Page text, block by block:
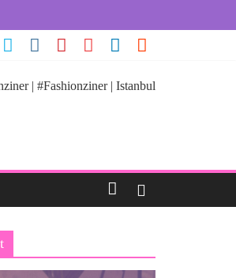
| #Fashionziner | Istanbul